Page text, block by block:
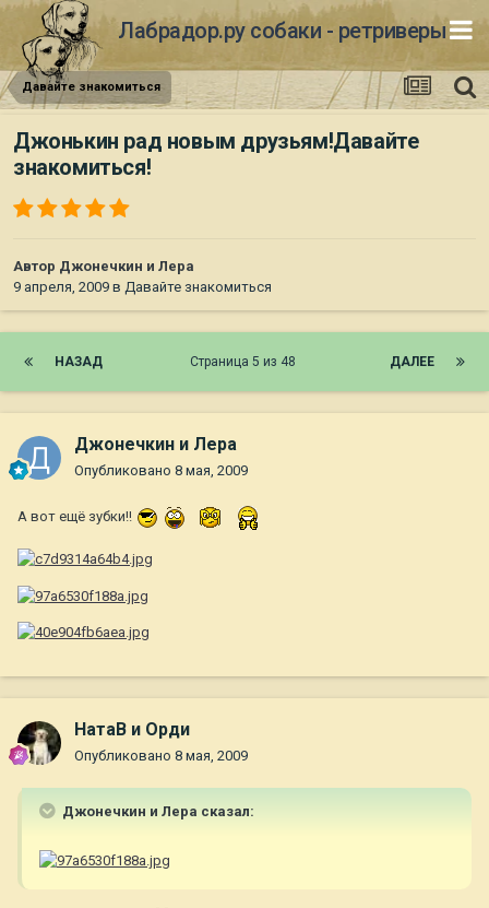
Лабрадор.ру собаки - ретриверы
Давайте знакомиться
Джонькин рад новым друзьям!Давайте
знакомиться!
Автор Джонечкин и Лера
9 апреля, 2009 в Давайте знакомиться
НАЗАД ДАЛЕЕ
Страница 5 из 48
Джонечкин и Лера
Опубликовано 8 мая, 2009
А вот ещё зубки!!
НатаВ и Орди
Опубликовано 8 мая, 2009
Джонечкин и Лера сказал: